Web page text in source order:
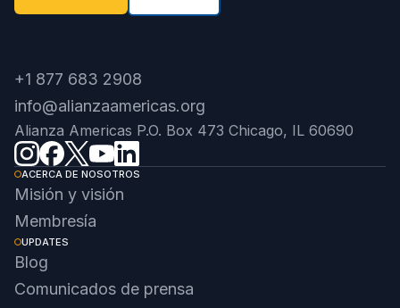
+1 877 683 2908
info@alianzaamericas.org
Alianza Americas P.O. Box 473 Chicago, IL 60690
ACERCA DE NOSOTROS
Misión y visión
Membresía
UPDATES
Blog
Comunicados de prensa